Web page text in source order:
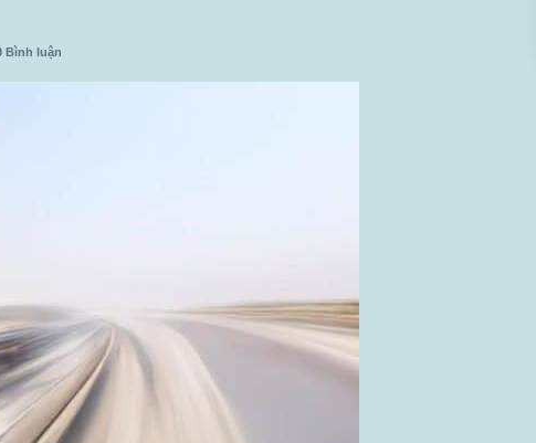
Bình luận